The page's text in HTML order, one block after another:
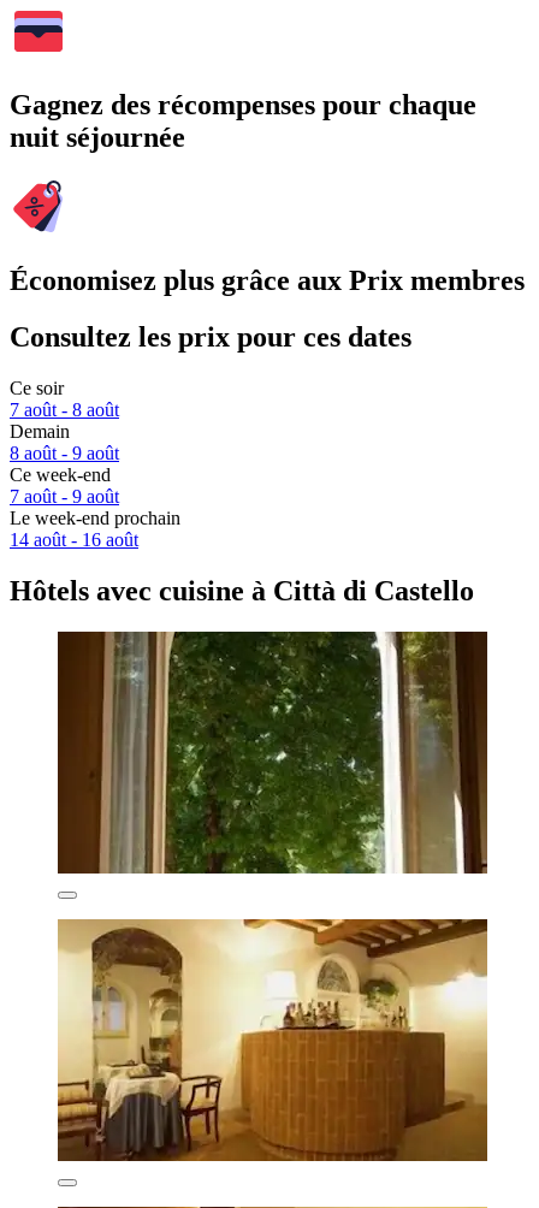
Gagnez des récompenses pour chaque
nuit séjournée
Économisez plus grâce aux Prix membres
Consultez les prix pour ces dates
Ce soir
7 août - 8 août
Demain
8 août - 9 août
Ce week-end
7 août - 9 août
Le week-end prochain
14 août - 16 août
Hôtels avec cuisine à Città di Castello